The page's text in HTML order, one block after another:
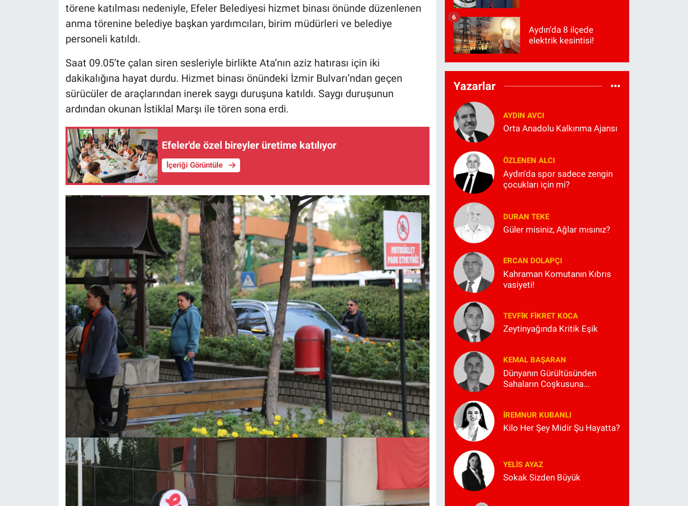
törene katılması nedeniyle, Efeler Belediyesi hizmet binası önünde düzenlenen
anma törenine belediye başkan yardımcıları, birim müdürleri ve belediye
personeli katıldı.
Saat 09.05’te çalan siren sesleriyle birlikte Ata’nın aziz hatırası için iki
dakikalığına hayat durdu. Hizmet binası önündeki İzmir Bulvarı’ndan geçen
sürücüler de araçlarından inerek saygı duruşuna katıldı. Saygı duruşunun
ardından okunan İstiklal Marşı ile tören sona erdi.
Efeler'de özel bireyler üretime katılıyor
İçeriği Görüntüle
Aydın’da 8 ilçede
elektrik kesintisi!
6
Yazarlar
AYDIN AVCI
Orta Anadolu Kalkınma Ajansı
ÖZLENEN ALCI
Aydın'da spor sadece zengin
çocukları için mi?
DURAN TEKE
Güler misiniz, Ağlar mısınız?
ERCAN DOLAPÇI
Kahraman Komutanın Kıbrıs
vasiyeti!
TEVFIK FIKRET KOCA
Zeytinyağında Kritik Eşik
KEMAL BAŞARAN
Dünyanın Gürültüsünden
Sahaların Coşkusuna...
İREMNUR KUBANLI
Kilo Her Şey Midir Şu Hayatta?
YELIS AYAZ
Sokak Sizden Büyük